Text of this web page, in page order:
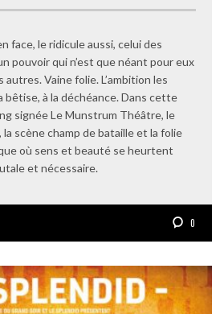
face, le ridicule aussi, celui des
pouvoir qui n’est que néant pour eux
Vaine folie. L’ambition les
bêtise, à la déchéance. Dans cette
signée Le Munstrum Théâtre, le
scène champ de bataille et la folie
où sens et beauté se heurtent
et nécessaire.
0